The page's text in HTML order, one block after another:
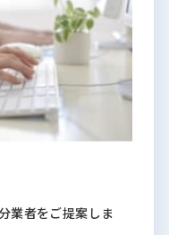
業者をご提案しま